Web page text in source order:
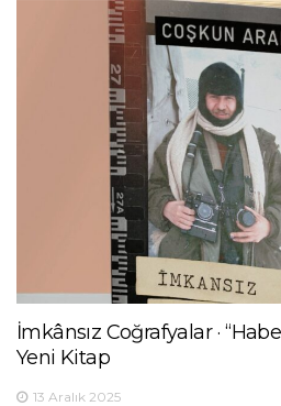
İmkânsız Coğrafyalar ·
Yeni Kitap
13 Aralık 2025